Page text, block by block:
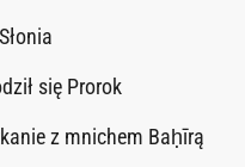
się Prorok
z mnichem Baḥīrą